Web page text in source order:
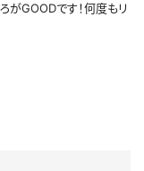
がGOODです！何度もリ